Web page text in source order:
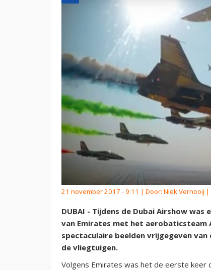
21 november 2017 - 9:11 | Door: Niek Vernooij |
DUBAI - Tijdens de Dubai Airshow
van Emirates met het aerobaticsteam
spectaculaire beelden vrijgegeven
de vliegtuigen.
Volgens Emirates was het de eerste